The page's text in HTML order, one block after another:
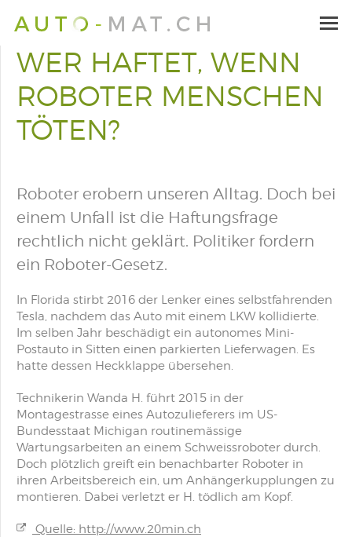
WER HAFTET, WENN
ROBOTER MENSCHEN
TÖTEN?
Roboter erobern unseren Alltag. Doch bei
einem Unfall ist die Haftungsfrage
rechtlich nicht geklärt. Politiker fordern
ein Roboter-Gesetz.
In Florida stirbt 2016 der Lenker eines selbstfahrenden
Tesla, nachdem das Auto mit einem LKW kollidierte.
Im selben Jahr beschädigt ein autonomes Mini-
Postauto in Sitten einen parkierten Lieferwagen. Es
hatte dessen Heckklappe übersehen.
Technikerin Wanda H. führt 2015 in der
Montagestrasse eines Autozulieferers im US-
Bundesstaat Michigan routinemässige
Wartungsarbeiten an einem Schweissroboter durch.
Doch plötzlich greift ein benachbarter Roboter in
ihren Arbeitsbereich ein, um Anhängerkupplungen zu
montieren. Dabei verletzt er H. tödlich am Kopf.
Quelle: http://www.20min.ch